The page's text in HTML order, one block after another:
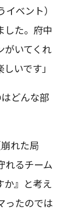
ベント）
した。府中
がいてくれ
いです」
どんな部
れた局
れるチーム
か』と考え
ったのでは